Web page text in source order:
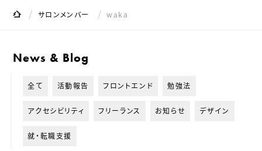
サイト内の現在地
Shibajukuサロンメンバー waka
News & Blog
全て 活動報告 フロントエンド 勉強法
アクセシビリティ フリーランス お知らせ デザイン
就・転職支援